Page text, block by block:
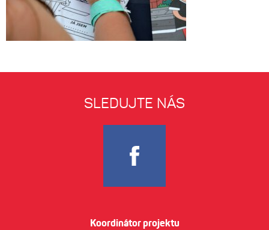
SLEDUJTE NÁS
Koordinátor projektu